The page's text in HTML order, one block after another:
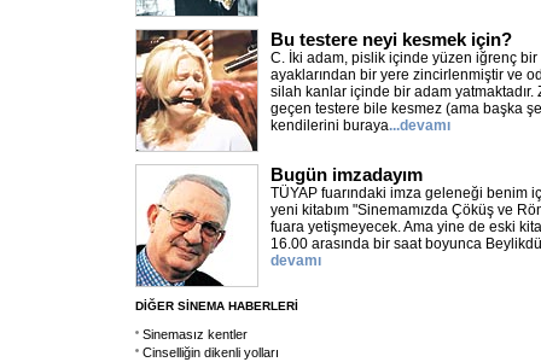
Bu testere neyi kesmek için?
C. İki adam, pislik içinde yüzen iğrenç bir
ayaklarından bir yere zincirlenmiştir ve
silah kanlar içinde bir adam
geçen testere bile kesmez (ama başka
kendilerini buraya...devamı
Bugün imzadayım
TÜYAP fuarındaki imza geleneği benim
yeni kitabım "Sinemamızda Çöküş ve
fuara yetişmeyecek. Ama yine de eski
16.00 arasında bir saat boyunca
devamı
DİĞER SİNEMA HABERLERİ
Sinemasız kentler
Cinselliğin dikenli yolları